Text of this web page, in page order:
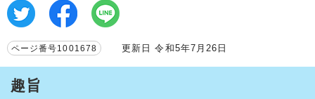
ページ番号1001678 更新日 令和5年7月26日
趣旨